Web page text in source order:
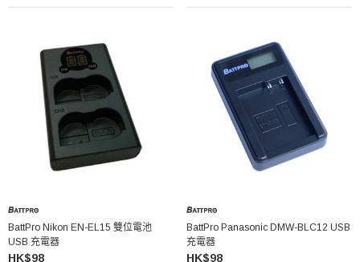
BattPro Nikon EN-EL15 雙位電池
USB 充電器
HK$98
BattPro Panasonic DMW-BLC12 USB
充電器
HK$98